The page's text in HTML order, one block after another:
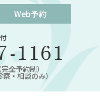
Web予約
1161
全予約制）
・相談のみ）